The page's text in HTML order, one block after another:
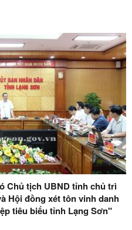
Chủ tịch UBND tỉnh chủ trì
Hội đồng xét tôn vinh danh
tiêu biểu tỉnh Lạng Sơn"